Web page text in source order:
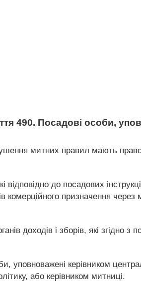
490. Посадові особи,
митних правил мають
відповідно до посадових
комерційного призначення
доходів і зборів, які згідно
уповноважені керівником
або керівником митниці.